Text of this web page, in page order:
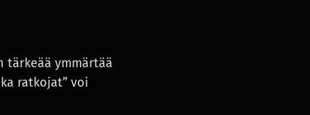
tärkeää ymmärtää
ratkojat” voi